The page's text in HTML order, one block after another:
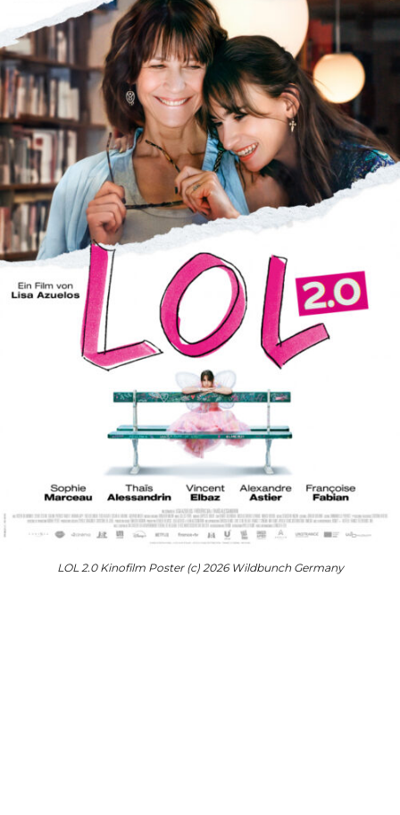
LOL 2.0 Kinofilm Poster (c) 2026 Wildbunch Germany